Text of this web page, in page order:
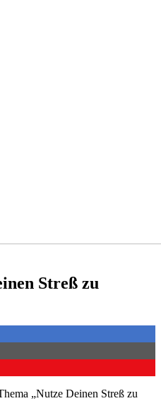
Streß zu
„Nutze Deinen Streß zu